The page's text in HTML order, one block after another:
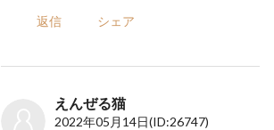
返信 シェア
えんぜる猫
2022年05月14日(ID:26747)